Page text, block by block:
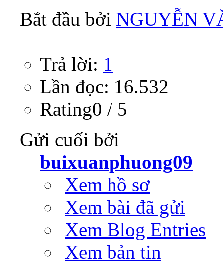
Bắt đầu bởi NGUYỄN
Trả lời: 1
Lần đọc: 16.532
Rating0 / 5
Gửi cuối bởi
buixuanphuong09
Xem hồ sơ
Xem bài đã gửi
Xem Blog Entries
Xem bản tin